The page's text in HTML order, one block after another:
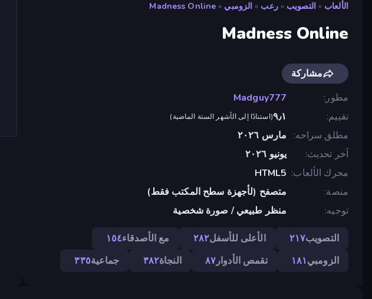
الألعاب » التصويب » رعب » الزومبي »
Madness Online
Madness Online
مشاركة
مطور
Madguy777
تقييم
٩٫١(استنادًا إلى الأشهر الستة الماضية)
مطلق سراحه
مارس ٢٠٢٦
آخر تحديث
يونيو ٢٠٢٦
محرك الألعاب HTML5
منصة
متصفح (لأجهزة سطح المكتب فقط)
توجيه
منظر طبيعي / صورة شخصية
التصويب٢١٧ الأعلى للأسفل٢٨٢ مع الأصدقاء١٥٤
الزومبي١٨١ تقمص الأدوار٨٧ النجاة٣٨٢ جماعية٣٣٥